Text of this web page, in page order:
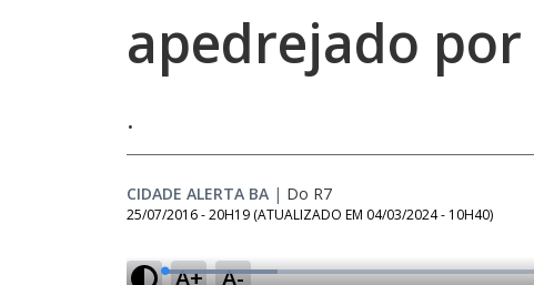
apedrejado
.
CIDADE ALERTA BA | Do R7
25/07/2016 - 20H19 (ATUALIZADO EM 04/03/2024 - 10H40)
A+ A-
L